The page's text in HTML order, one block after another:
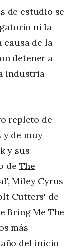
de estudio se
ni la
causa de la
detener a
industria
repleto de
y de muy
y sus
de The
Miley Cyrus
Cutters' de
Bring Me The
más
del inicio